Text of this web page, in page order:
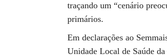
traçando um “cenário
primários.
Em declarações ao
Unidade Local de Saúde